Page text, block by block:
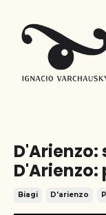
D'Arienzo:
D'Arienzo:
Biagi D'arienzo